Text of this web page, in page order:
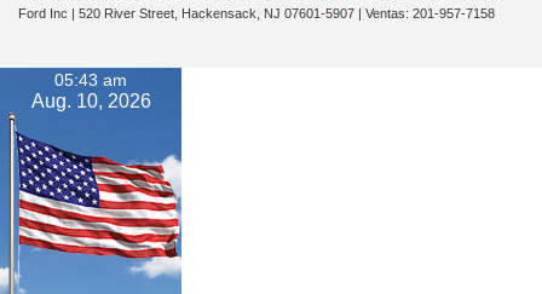
Ford Inc | 520 River Street, Hackensack, NJ 07601-5907 | Ventas: 201-957-7158
05:43 am
Aug. 10, 2026